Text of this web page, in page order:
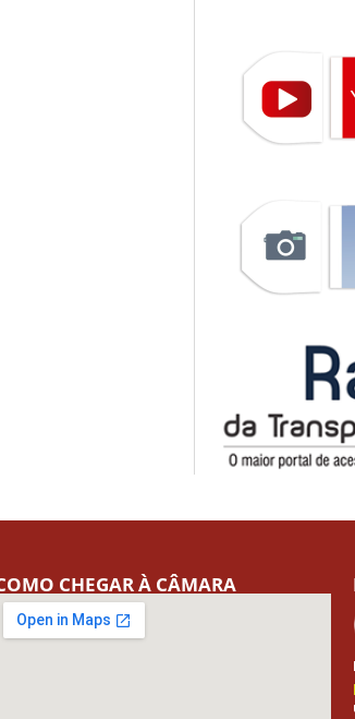
CHEGAR À CÂMARA